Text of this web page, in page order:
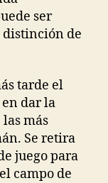
ser
distinción de
tarde el
dar la
más
Se retira
juego para
campo de